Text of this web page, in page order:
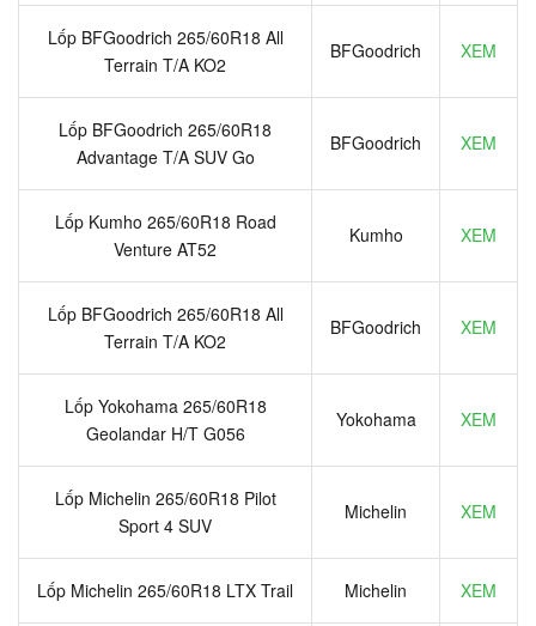
Lốp BFGoodrich 265/60R18 All
Terrain T/A KO2
BFGoodrich XEM
Lốp BFGoodrich 265/60R18
Advantage T/A SUV Go
BFGoodrich XEM
Lốp Kumho 265/60R18 Road
Venture AT52
Kumho XEM
Lốp BFGoodrich 265/60R18 All
Terrain T/A KO2
BFGoodrich XEM
Lốp Yokohama 265/60R18
Geolandar H/T G056
Yokohama XEM
Lốp Michelin 265/60R18 Pilot
Sport 4 SUV
Michelin XEM
Lốp Michelin 265/60R18 LTX Trail Michelin XEM